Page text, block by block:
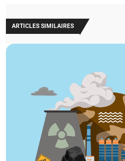
ARTICLES SIMILAIRES